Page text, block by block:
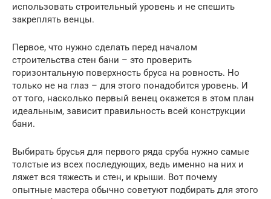
использовать строительный уровень и не спешить
закреплять венцы.
Первое, что нужно сделать перед началом
строительства стен бани – это проверить
горизонтальную поверхность бруса на ровность. Но
только не на глаз – для этого понадобится уровень. И
от того, насколько первый венец окажется в этом план
идеальным, зависит правильность всей конструкции
бани.
Выбирать брусья для первого ряда сруба нужно самые
толстые из всех последующих, ведь именно на них и
ляжет вся тяжесть и стен, и крыши. Вот почему
опытные мастера обычно советуют подбирать для этого